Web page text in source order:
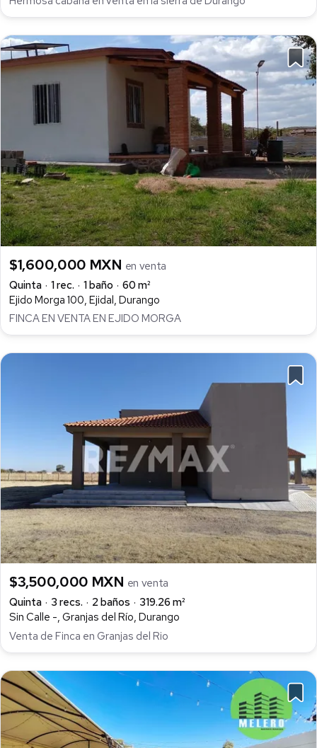
$1,600,000 MXN en venta
Quinta
1 rec. 1 baño
60 m²
Ejido Morga 100, Ejidal, Durango
FINCA EN VENTA EN EJIDO MORGA
$3,500,000 MXN en venta
Quinta
3 recs. 2 baños
319.26 m²
Sin Calle -, Granjas del Río, Durango
Venta de Finca en Granjas del Rio